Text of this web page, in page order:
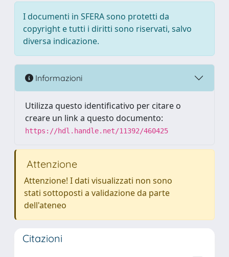
I documenti in SFERA sono protetti da
copyright e tutti i diritti sono riservati, salvo
diversa indicazione.
Informazioni
Utilizza questo identificativo per citare o
creare un link a questo documento:
https://hdl.handle.net/11392/460425
Attenzione
Attenzione! I dati visualizzati non sono
stati sottoposti a validazione da parte
dell'ateneo
Citazioni